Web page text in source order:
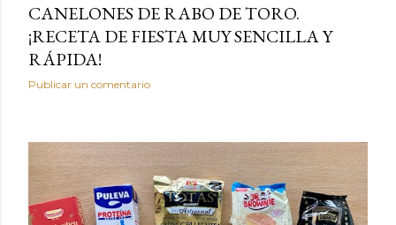
CANELONES DE RABO DE TORO.
¡RECETA DE FIESTA MUY SENCILLA Y
RÁPIDA!
Publicar un comentario